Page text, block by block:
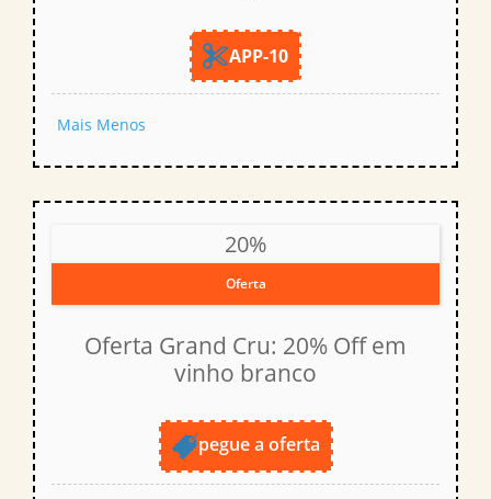
APP-10
Mais Menos
20%
Oferta
Oferta Grand Cru: 20% Off em
vinho branco
pegue a oferta